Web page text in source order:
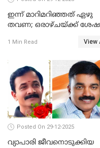
ഇന്ന് മാറിമറിഞ്ഞത് ഏഴു
തവണ; ഒരാഴ്ചയ്ക്ക് ശേഷം
1 Min Read View
Posted On 29-12-2025
വ്യാപാരി ജീവനൊടുക്കിയ